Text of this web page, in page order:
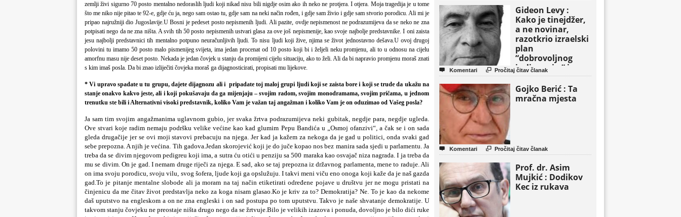
zemlji živi sigurno 70 posto mentalno nedoraslih ljudi koji nikad nisu bili nigdje osim ako ih neko ne protjera. I otjera. Moja tragedija je u tome
što me niko nije pitao te 92-e, gdje ću ja, nego sam ostao tu, gdje sam na neki način rođen, i gdje sam živio i gdje sam stvorio porodicu. Ali mi je
pripao najružniji dio Jugoslavije.U Bosni je pedeset posto nepismenih ljudi. Ali pazite, ovdje nepismenost ne podrazumijeva da se neko ne zna
potpisati nego da ne zna ništa. A svih tih 50 posto nepismenih ustvari glasa za ove još nepismenije, kao svoje najbolje predstavnike. I oni zaista
jesu najbolji predstavnici tih mentalno potpuno neuračunljivih ljudi. To nisu ljudi koji žive, njima se život jednostavno dešava.U ovoj drugoj
polovini tu imamo 50 posto malo pismenijeg svijeta, ima jedan procenat od 10 posto koji bi i željeli neku promjenu, ali to u odnosu na cijelu
amorfnu masu nije deset posto. Nekada je jedan čovjek u stanju da promijeni cijelu situaciju, ako to želi. Ali da bi napravio promjenu moraš znati
s kim imaš posla. Da bi znao izliječiti čovjeka moraš ga dijagnosticirati, propisati mu lijekove.
* Vi upravo spadate u tu grupu, dajete dijagnozu ali i pripadate toj maloj grupi ljudi koji se zaista bore i koji se trude da ukažu na
stanje onakvo kakvo jeste, ali i koji pokušavaju da ga mijenjaju – svojim radom, svojim monodramama, svojim pričama, u jednom
trenutku ste bili i Alternativni visoki predstavnik, koliko Vam je važan taj angažman i koliko Vam je on oduzimao od Vašeg posla?
Ja sam tim svojim angažmanima uglavnom gubio, jer svaka žrtva podrazumijeva neki gubitak, negdje para, negdje ugleda.
Ove stvari koje radim nemaju podršku velike većine kao kad glumim Pepu Bandića u „Osmoj ofanzivi“, a čak se i on sada
gleda drugačije jer se ovi moji stavovi prebacuju na njega. Jer kad ja kažem za nekoga da je gad u politici, onda svaki gad
sebe prepozna. A njih je većina. Tih gadova.Jedan skorojević koji je do juče kopao nos bez manira sada sjedi u parlamentu. Ja
treba da se divim njegovom pedigreu koji ima, a sutra ću otići u penziju sa 500 maraka kao osvajač niza nagrada. I ja treba da
mu se divim. On je gad. I nemam druge riječi za njega. E sad, ako se taj prepozna iz državnog parlamenta, mene to raduje. Ali
on ima svoju porodicu, svoju vilu, svog šofera, ljude koji ga opslužuju. I takvi meni viču eno onoga koji kaže da je naš gazda
gad.To je pitanje mentalne slobode ali ja moram na taj način etiketirati određene pojave u društvu jer ne mogu pristati na
činjenicu da me čitav život predstavlja neko za koga nisam glasao.Ko je kriv za to? Demokratija? Ne. To je kao da nekome
daš uputstvo na engleskom a on ne zna engleski i on sad postupa po tom uputstvu. Takvo je naše shvatanje demokratije. U
takvom stanju čovjeku ne preostaje ništa drugo nego da se žrtvuje.Bilo je velikih izazova i ponuda, dovoljno je bilo dići ruke
Gideon Levy :
Kako je tinejdžer,
a ne novinar,
razotkrio izraelski
plan
“dobrovoljnog
iseljavanja ” iz
Gaze
 Komentari  Pročitaj čitav članak
Gojko Berić : Ta
mračna mjesta
 Komentari  Pročitaj čitav članak
Prof. dr. Asim
Mujkić : Dodikov
Kec iz rukava